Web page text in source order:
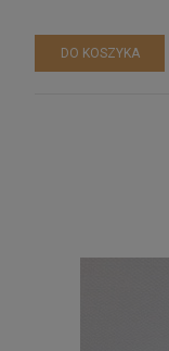
DO KOSZYKA